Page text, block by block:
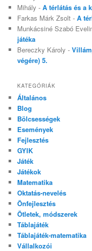
Mihály -A térlátás és a
Farkas Márk Zsolt -A
Munkácsiné Szabó
játéka
Bereczky Károly -
végére) 5.
KATEGÓRIÁK
Általános
Blog
Bölcsességek
Események
Fejlesztés
GYIK
Játék
Játékok
Matematika
Oktatás-nevelés
Önfejlesztés
Ötletek, módszerek
Táblajáték
Táblajáték-matematika
Vállalkozói